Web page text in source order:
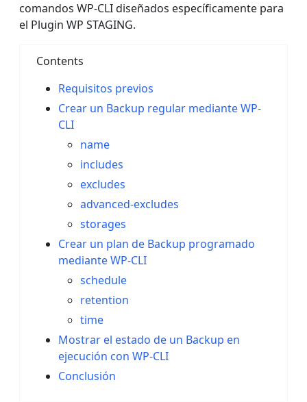
comandos WP-CLI diseñados específicamente para
el Plugin WP STAGING.
Contents
Requisitos previos
Crear un Backup regular mediante WP-
CLI
name
includes
excludes
advanced-excludes
storages
Crear un plan de Backup programado
mediante WP-CLI
schedule
retention
time
Mostrar el estado de un Backup en
ejecución con WP-CLI
Conclusión